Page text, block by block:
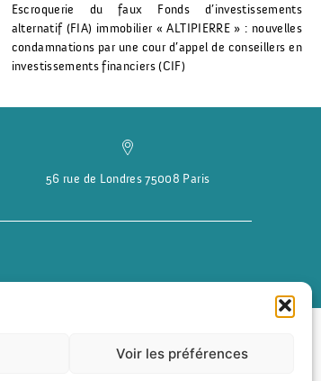
Voir les préférences
Escroquerie du faux Fonds d’investissements
alternatif (FIA) immobilier « ALTIPIERRE » : nouvelles
condamnations par une cour d’appel de conseillers en
investissements financiers (CIF)
56 rue de Londres 75008 Paris